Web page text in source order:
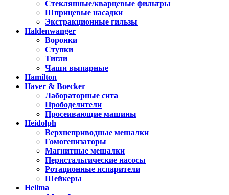
Стеклянные/кварцевые фильтры
Шприцевые насадки
Экстракционные гильзы
Haldenwanger
Воронки
Ступки
Тигли
Чаши выпарные
Hamilton
Haver & Boecker
Лабораторные сита
Прободелители
Просеивающие машины
Heidolph
Верхнеприводные мешалки
Гомогенизаторы
Магнитные мешалки
Перистальтические насосы
Ротационные испарители
Шейкеры
Hellma